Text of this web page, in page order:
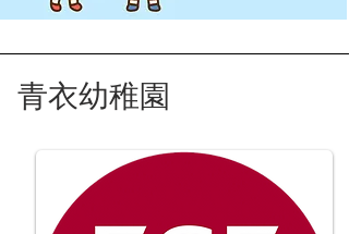
青衣幼稚園